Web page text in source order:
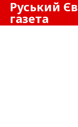
Руський
газета